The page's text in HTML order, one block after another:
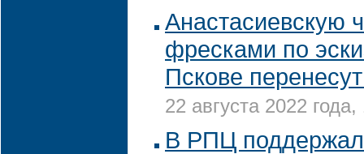
Анастасиевскую
фресками по
Пскове
22 августа 2022
В РПЦ